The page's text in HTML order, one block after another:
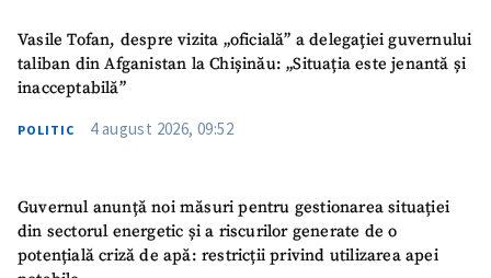
Vasile Tofan, despre vizita „oficială” a delegației guvernului
taliban din Afganistan la Chișinău: „Situația este jenantă și
inacceptabilă”
POLITIC 4 august 2026, 09:52
Guvernul anunță noi măsuri pentru gestionarea situației
din sectorul energetic și a riscurilor generate de o
potențială criză de apă: restricții privind utilizarea apei